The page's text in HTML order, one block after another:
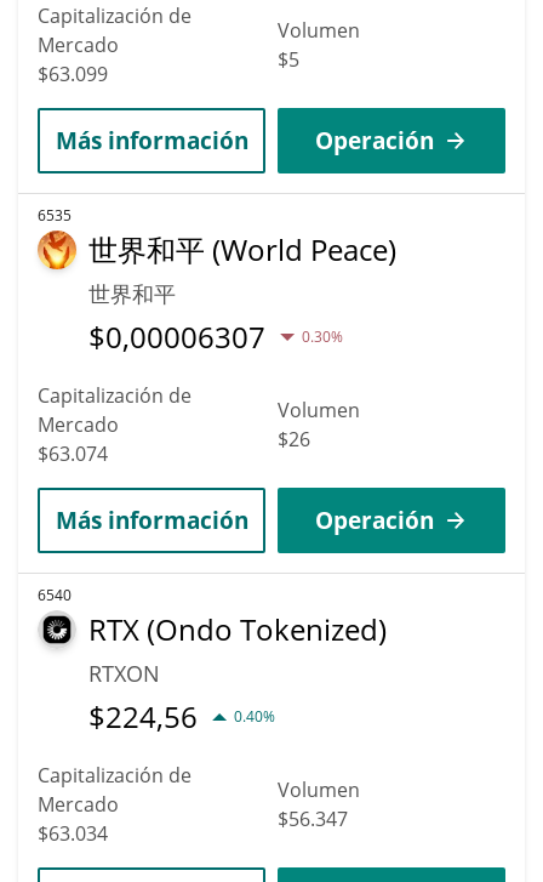
Capitalización de
Mercado
$63.099
Volumen
$5
Más información Operación
6535
世界和平 (World Peace)
世界和平
$0,00006307 0.30%
Capitalización de
Mercado
$63.074
Volumen
$26
Más información Operación
6540
RTX (Ondo Tokenized)
RTXON
$224,56 0.40%
Capitalización de
Mercado
$63.034
Volumen
$56.347